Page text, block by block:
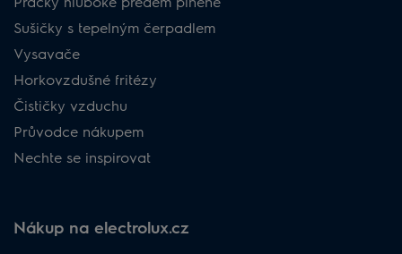
Sušičky s tepelným čerpadlem
Vysavače
Horkovzdušné fritézy
Čističky vzduchu
Průvodce nákupem
Nechte se inspirovat
Nákup na electrolux.cz